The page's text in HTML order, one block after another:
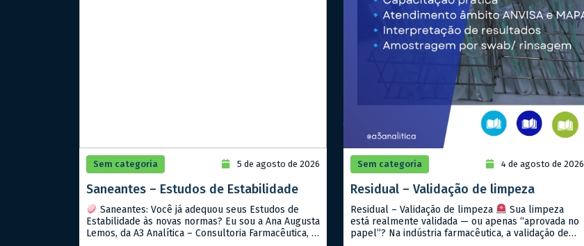
Sem categoria 5 de agosto de 2026
Saneantes – Estudos de Estabilidade
Saneantes: Você já adequou seus Estudos de
Estabilidade às novas normas? Eu sou a Ana Augusta
Lemos, da A3 Analítica – Consultoria Farmacêutica, e
Sem categoria 4 de agosto de 2026
Residual – Validação de limpeza
Residual – Validação de limpeza
Sua limpeza
está realmente validada — ou apenas “aprovada no
papel”? Na indústria farmacêutica, a validação de